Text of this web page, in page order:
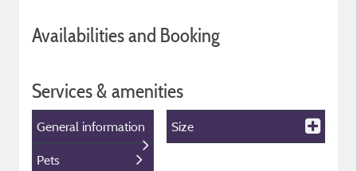
Availabilities and Booking
Services & amenities
General information
Pets
Size